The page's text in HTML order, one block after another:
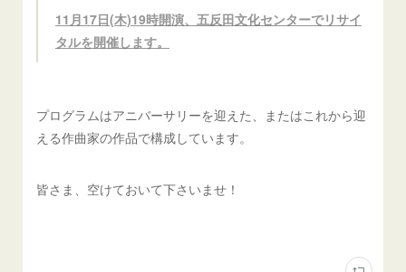
11月17日(木)19時開演、五反田文化センターでリサイ
タルを開催します。
プログラムはアニバーサリーを迎えた、またはこれから迎
える作曲家の作品で構成しています。
皆さま、空けておいて下さいませ！